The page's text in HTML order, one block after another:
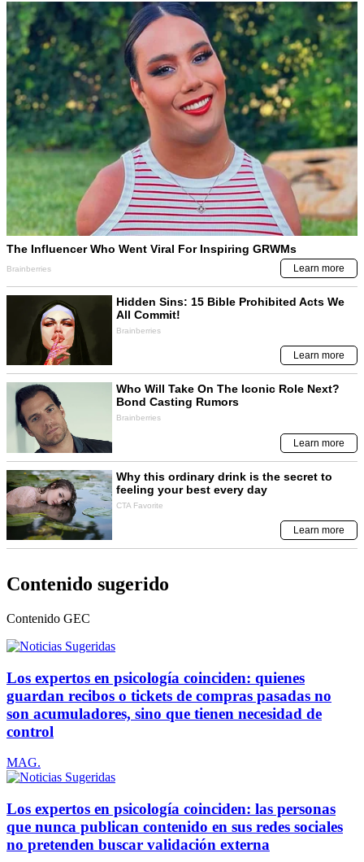
Contenido sugerido
Contenido GEC
Los expertos en psicología coinciden: quienes
guardan recibos o tickets de compras pasadas no
son acumuladores, sino que tienen necesidad de
control
MAG.
Los expertos en psicología coinciden: las personas
que nunca publican contenido en sus redes sociales
no pretenden buscar validación externa